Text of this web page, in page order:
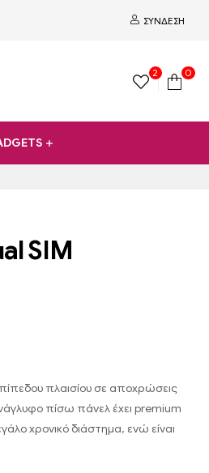
ΣΎΝΔΕΣΗ
2 0
SIM
πλαισίου σε αποχρώσεις
πίσω πάνελ έχει premium
χρονικό διάστημα, ενώ είναι